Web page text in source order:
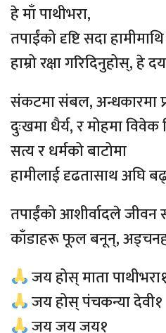
हे माँ पाथीभरा,
तपाईंको दृष्टि सदा
हाम्रो रक्षा गरिदिनुहोस्, हे
संकटमा संबल, अन्धकारमा
दुःखमा धैर्य, र मोहमा विवेक
सत्य र धर्मको बाटोमा
हामीलाई दृढतासाथ अघि
तपाईंको आशीर्वादले
काँडाहरू फूल बनून्,
जय होस् माता
जय होस् पंचकन्या देवी१
जय जय जय१